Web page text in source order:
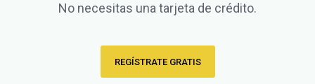
No necesitas una tarjeta de crédito.
REGÍSTRATE GRATIS